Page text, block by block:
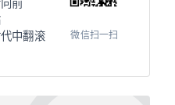
前
中翻滚
微信扫一扫